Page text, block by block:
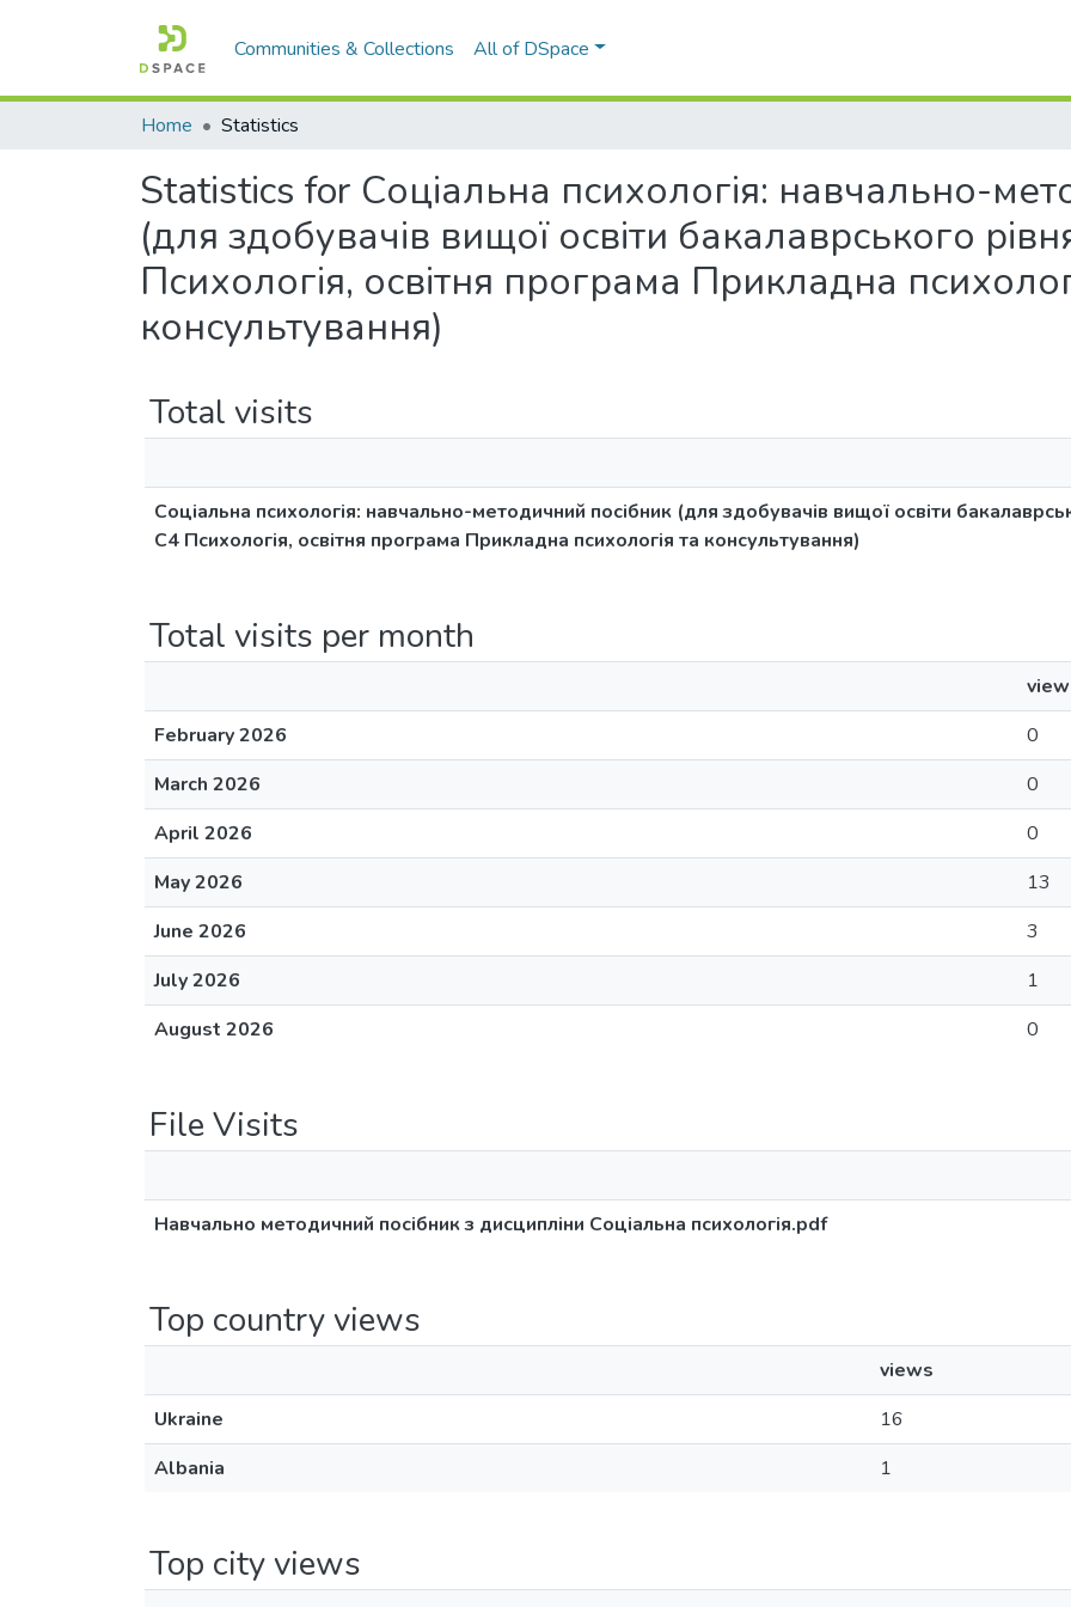
Communities & Collections All of DSpace
Home Statistics
Statistics for Соціальна психологія: навчально-
(для здобувачів вищої освіти бакалаврського
Психологія, освітня програма Прикладна
консультування)
Total visits
Соціальна психологія: навчально-методичний посібник (для здобувачів вищої освіти
С4 Психологія, освітня програма Прикладна психологія та консультування)
Total visits per month
February 2026
0
March 2026
0
April 2026
0
May 2026
13
June 2026
3
July 2026
1
August 2026
0
File Visits
Навчально методичний посібник з дисципліни Соціальна психологія.pdf
Top country views
views
Ukraine
16
Albania
1
Top city views